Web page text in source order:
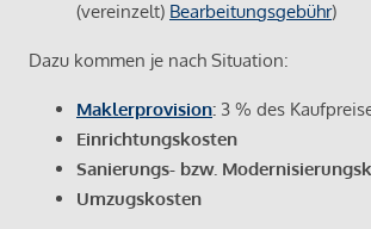
(vereinzelt) Bearbeitungsgebühr)
Dazu kommen je nach Situation:
Maklerprovision: 3 % des
Einrichtungskosten
Sanierungs- bzw.
Umzugskosten